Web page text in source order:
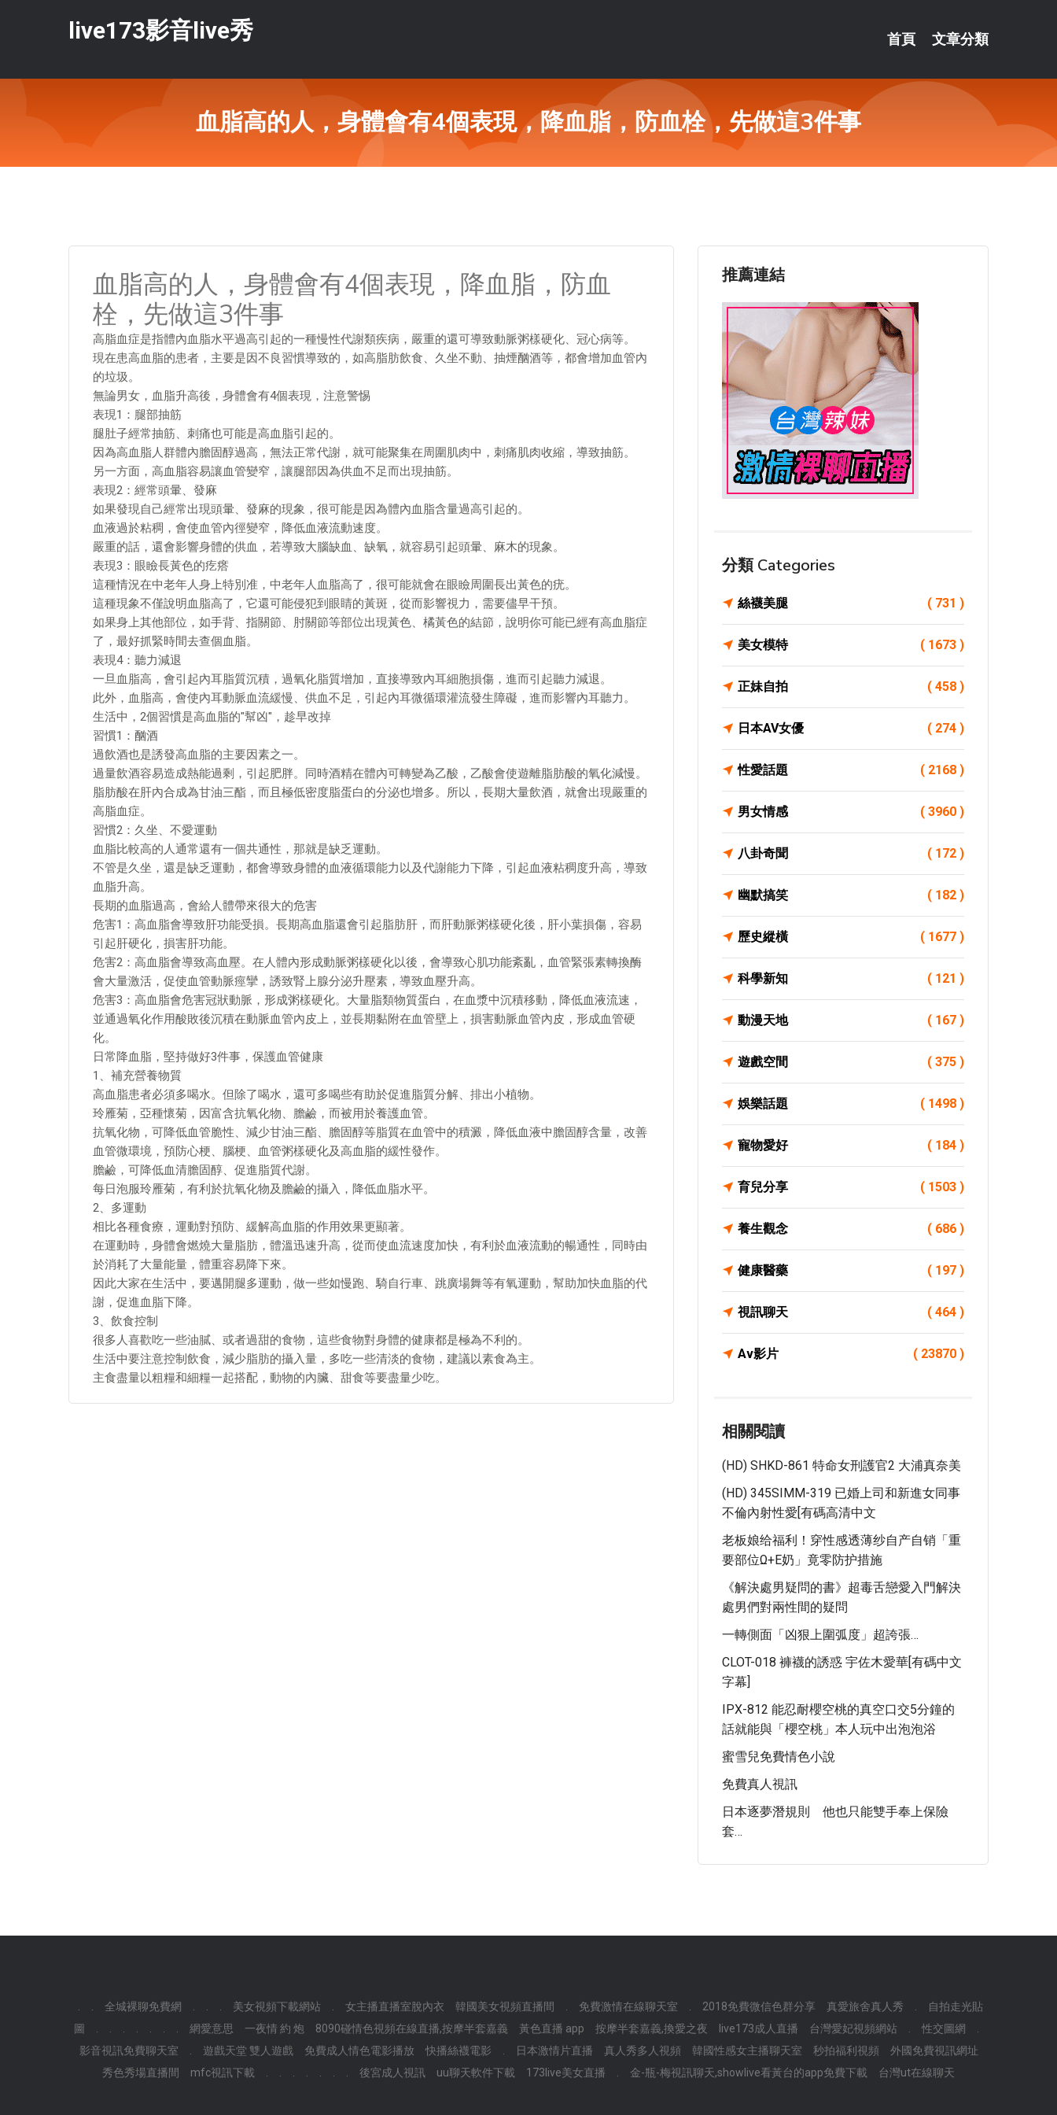
live173影音live秀 首頁 文章分類
血脂高的人，身體會有4個表現，降血脂，防血栓，先做這3件事
血脂高的人，身體會有4個表現，降血脂，防血
栓，先做這3件事
高脂血症是指體內血脂水平過高引起的一種慢性代謝類疾病，嚴重的還可導致動脈粥樣硬化、冠心病等。
現在患高血脂的患者，主要是因不良習慣導致的，如高脂肪飲食、久坐不動、抽煙酗酒等，都會增加血管內
的垃圾。
無論男女，血脂升高後，身體會有4個表現，注意警惕
表現1：腿部抽筋
腿肚子經常抽筋、刺痛也可能是高血脂引起的。
因為高血脂人群體內膽固醇過高，無法正常代謝，就可能聚集在周圍肌肉中，刺痛肌肉收縮，導致抽筋。
另一方面，高血脂容易讓血管變窄，讓腿部因為供血不足而出現抽筋。
表現2：經常頭暈、發麻
如果發現自己經常出現頭暈、發麻的現象，很可能是因為體內血脂含量過高引起的。
血液過於粘稠，會使血管內徑變窄，降低血液流動速度。
嚴重的話，還會影響身體的供血，若導致大腦缺血、缺氧，就容易引起頭暈、麻木的現象。
表現3：眼瞼長黃色的疙瘩
這種情況在中老年人身上特別准，中老年人血脂高了，很可能就會在眼瞼周圍長出黃色的疣。
這種現象不僅說明血脂高了，它還可能侵犯到眼睛的黃斑，從而影響視力，需要儘早干預。
如果身上其他部位，如手背、指關節、肘關節等部位出現黃色、橘黃色的結節，說明你可能已經有高血脂症
了，最好抓緊時間去查個血脂。
表現4：聽力減退
一旦血脂高，會引起內耳脂質沉積，過氧化脂質增加，直接導致內耳細胞損傷，進而引起聽力減退。
此外，血脂高，會使內耳動脈血流緩慢、供血不足，引起內耳微循環灌流發生障礙，進而影響內耳聽力。
生活中，2個習慣是高血脂的"幫凶"，趁早改掉
習慣1：酗酒
過飲酒也是誘發高血脂的主要因素之一。
過量飲酒容易造成熱能過剩，引起肥胖。同時酒精在體內可轉變為乙酸，乙酸會使遊離脂肪酸的氧化減慢。
脂肪酸在肝內合成為甘油三酯，而且極低密度脂蛋白的分泌也增多。所以，長期大量飲酒，就會出現嚴重的
高脂血症。
習慣2：久坐、不愛運動
血脂比較高的人通常還有一個共通性，那就是缺乏運動。
不管是久坐，還是缺乏運動，都會導致身體的血液循環能力以及代謝能力下降，引起血液粘稠度升高，導致
血脂升高。
長期的血脂過高，會給人體帶來很大的危害
危害1：高血脂會導致肝功能受損。長期高血脂還會引起脂肪肝，而肝動脈粥樣硬化後，肝小葉損傷，容易
引起肝硬化，損害肝功能。
危害2：高血脂會導致高血壓。在人體內形成動脈粥樣硬化以後，會導致心肌功能紊亂，血管緊張素轉換酶
會大量激活，促使血管動脈痙攣，誘致腎上腺分泌升壓素，導致血壓升高。
危害3：高血脂會危害冠狀動脈，形成粥樣硬化。大量脂類物質蛋白，在血漿中沉積移動，降低血液流速，
並通過氧化作用酸敗後沉積在動脈血管內皮上，並長期黏附在血管壁上，損害動脈血管內皮，形成血管硬
化。
日常降血脂，堅持做好3件事，保護血管健康
1、補充營養物質
高血脂患者必須多喝水。但除了喝水，還可多喝些有助於促進脂質分解、排出小植物。
玲雁菊，亞種懷菊，因富含抗氧化物、膽鹼，而被用於養護血管。
抗氧化物，可降低血管脆性、減少甘油三酯、膽固醇等脂質在血管中的積澱，降低血液中膽固醇含量，改善
血管微環境，預防心梗、腦梗、血管粥樣硬化及高血脂的緩性發作。
膽鹼，可降低血清膽固醇、促進脂質代謝。
每日泡服玲雁菊，有利於抗氧化物及膽鹼的攝入，降低血脂水平。
2、多運動
相比各種食療，運動對預防、緩解高血脂的作用效果更顯著。
在運動時，身體會燃燒大量脂肪，體溫迅速升高，從而使血流速度加快，有利於血液流動的暢通性，同時由
於消耗了大量能量，體重容易降下來。
因此大家在生活中，要邁開腿多運動，做一些如慢跑、騎自行車、跳廣場舞等有氧運動，幫助加快血脂的代
謝，促進血脂下降。
3、飲食控制
很多人喜歡吃一些油膩、或者過甜的食物，這些食物對身體的健康都是極為不利的。
生活中要注意控制飲食，減少脂肪的攝入量，多吃一些清淡的食物，建議以素食為主。
主食盡量以粗糧和細糧一起搭配，動物的內臟、甜食等要盡量少吃。
推薦連結
分類 Categories
絲襪美腿 ( 731 )
美女模特 ( 1673 )
正妹自拍 ( 458 )
日本AV女優 ( 274 )
性愛話題 ( 2168 )
男女情感 ( 3960 )
八卦奇聞 ( 172 )
幽默搞笑 ( 182 )
歷史縱橫 ( 1677 )
科學新知 ( 121 )
動漫天地 ( 167 )
遊戲空間 ( 375 )
娛樂話題 ( 1498 )
寵物愛好 ( 184 )
育兒分享 ( 1503 )
養生觀念 ( 686 )
健康醫藥 ( 197 )
視訊聊天 ( 464 )
Av影片 ( 23870 )
相關閱讀
(HD) SHKD-861 特命女刑護官2 大浦真奈美
(HD) 345SIMM-319 已婚上司和新進女同事
不倫內射性愛[有碼高清中文
老板娘给福利！穿性感透薄纱自产自销「重
要部位ω+E奶」竟零防护措施
《解決處男疑問的書》超毒舌戀愛入門解決
處男們對兩性間的疑問
一轉側面「凶狠上圍弧度」超誇張…
CLOT-018 褲襪的誘惑 宇佐木愛華[有碼中文
字幕]
IPX-812 能忍耐櫻空桃的真空口交5分鐘的
話就能與「櫻空桃」本人玩中出泡泡浴
蜜雪兒免費情色小說
免費真人視訊
日本逐夢潛規則 他也只能雙手奉上保險
套…
全城裸聊免費網 美女視頻下載網站 女主播直播室脫內衣 韓國美女視頻直播間 免費激情在線聊天室 2018免費微信色群分享 真愛旅舍真人秀
自拍走光貼
圖
網愛意思 一夜情 約 炮 8090碰情色視頻在線直播,按摩半套嘉義 黃色直播 app 按摩半套嘉義,換愛之夜 live173成人直播 台灣愛妃視頻網站 性交圖網
影音視訊免費聊天室
遊戲天堂 雙人遊戲 免費成人情色電影播放 快播絲襪電影 日本激情片直播 真人秀多人視頻 韓國性感女主播聊天室 秒拍福利視頻
外國免費視訊網址
秀色秀場直播間
mfc視訊下載 後宮成人視訊 uu聊天軟件下載 173live美女直播 金-瓶-梅視訊聊天,showlive看黃台的app免費下載 台灣ut在線聊天